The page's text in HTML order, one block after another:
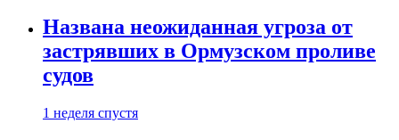
Названа неожиданная угроза от
застрявших в Ормузском проливе
судов
1 неделя спустя